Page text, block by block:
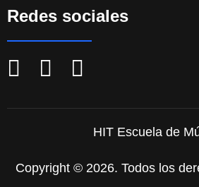
Redes sociales
HIT Escuela de
Copyright © 2026. Todos los